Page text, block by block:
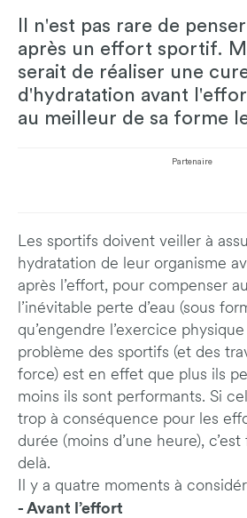
Il n'est pas rare de
après un effort sportif.
serait de réaliser une
d'hydratation avant
au meilleur de sa forme
Partenaire
Les sportifs doivent veiller à
hydratation de leur organisme
après l’effort, pour compenser
l’inévitable perte d’eau (sous
qu’engendre l’exercice
problème des sportifs (et des
force) est en effet que plus ils
moins ils sont performants. Si
trop à conséquence pour les
durée (moins d’une heure),
delà.
Il y a quatre moments à
- Avant l’effort